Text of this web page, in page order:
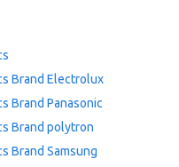
Brand Electrolux
Brand Panasonic
Brand polytron
Brand Samsung